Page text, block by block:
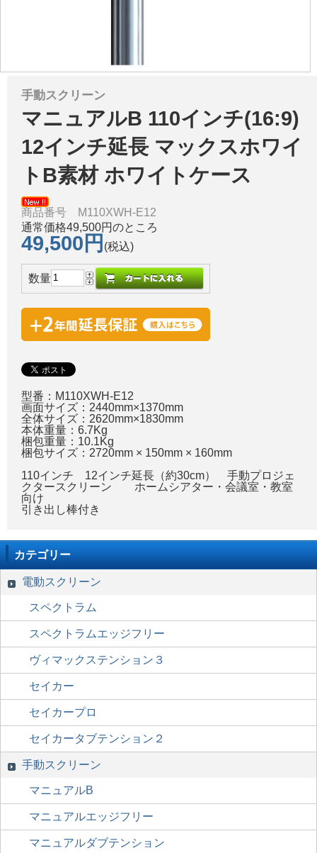
手動スクリーン
マニュアルB 110インチ(16:9)
12インチ延長 マックスホワイ
トB素材 ホワイトケース
商品番号 M110XWH-E12
通常価格49,500円のところ
49,500円 (税込)
数量
型番：M110XWH-E12
画面サイズ：2440mm×1370mm
全体サイズ：2620mm×1830mm
本体重量：6.7Kg
梱包重量：10.1Kg
梱包サイズ：2720mm × 150mm × 160mm
110インチ 12インチ延長（約30cm） 手動プロジェ
クタースクリーン ホームシアター・会議室・教室
向け
引き出し棒付き
カテゴリー
電動スクリーン
スペクトラム
スペクトラムエッジフリー
ヴィマックステンション３
セイカー
セイカープロ
セイカータブテンション２
手動スクリーン
マニュアルB
マニュアルエッジフリー
マニュアルダブテンション